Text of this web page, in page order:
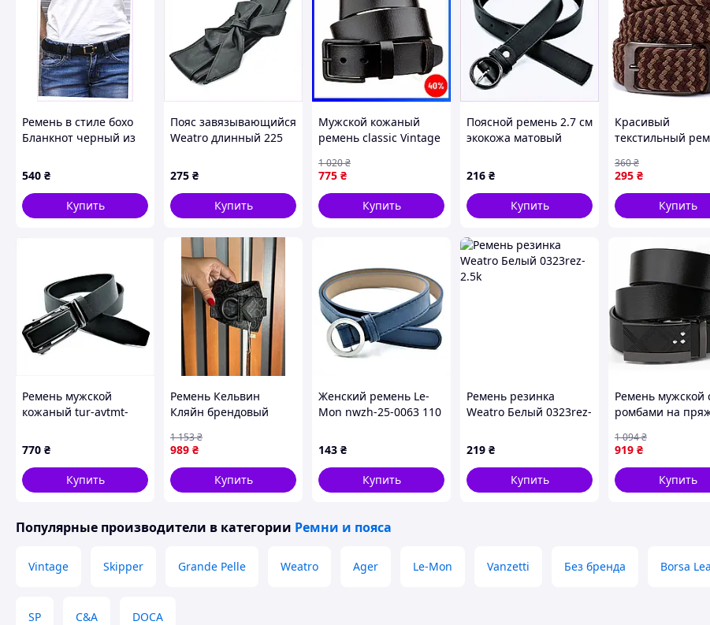
Ремень в стиле бохо
Бланкнот черный из
540 ₴
Купить
Пояс завязывающийся
Weatro длинный 225
275 ₴
Купить
Мужской кожаный
ремень classic Vintage
775 ₴
1 020₴
Купить
Поясной ремень 2.7 см
экокожа матовый
216 ₴
Купить
Красивый
текстильный
Коричневый
295 ₴
360₴
Купить
Ремень мужской
кожаный tur-avtmt-
Черный
770 ₴
Купить
Ремень Кельвин
Кляйн брендовый
экокожа женский
мужской Calvin Klein
Shopingo ремінь
Кельвін Кляйн
989 ₴
1 153₴
Купить
Женский ремень Le-
Mon nwzh-25-0063 110
0063), 1605236 - 433
143 ₴
Купить
Ремень резинка
Weatro Белый 0323rez-
219 ₴
Купить
Ремень мужской
ромбами на
D1-2026
919 ₴
1 094₴
Купить
Популярные производители в категории Ремни и пояса
Vintage Skipper Grande Pelle Weatro Ager Le-Mon Vanzetti Без бренда Borsa
SP C&A DOCA